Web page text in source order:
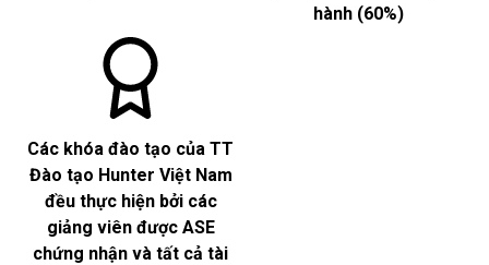
hành (60%)
Các khóa đào tạo của TT
Đào tạo Hunter Việt Nam
đều thực hiện bởi các
giảng viên được ASE
chứng nhận và tất cả tài